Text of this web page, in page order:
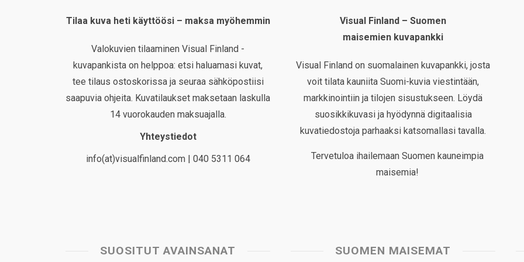
Tilaa kuva heti käyttöösi – maksa myöhemmin
Valokuvien tilaaminen Visual Finland -
kuvapankista on helppoa: etsi haluamasi kuvat,
tee tilaus ostoskorissa ja seuraa sähköpostiisi
saapuvia ohjeita. Kuvatilaukset maksetaan laskulla
14 vuorokauden maksuajalla.
Yhteystiedot
info(at)visualfinland.com | 040 5311 064
Visual Finland – Suomen
maisemien kuvapankki
Visual Finland on suomalainen kuvapankki, josta
voit tilata kauniita Suomi-kuvia viestintään,
markkinointiin ja tilojen sisustukseen. Löydä
suosikkikuvasi ja hyödynnä digitaalisia
kuvatiedostoja parhaaksi katsomallasi tavalla.
Tervetuloa ihailemaan Suomen kauneimpia
maisemia!
SUOSITUT AVAINSANAT SUOMEN MAISEMAT